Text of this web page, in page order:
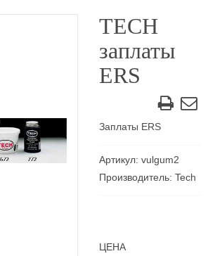
TECH
заплаты
ERS
Заплаты ERS
Артикул: vulgum2
Производитель: Tech
ЦЕНА